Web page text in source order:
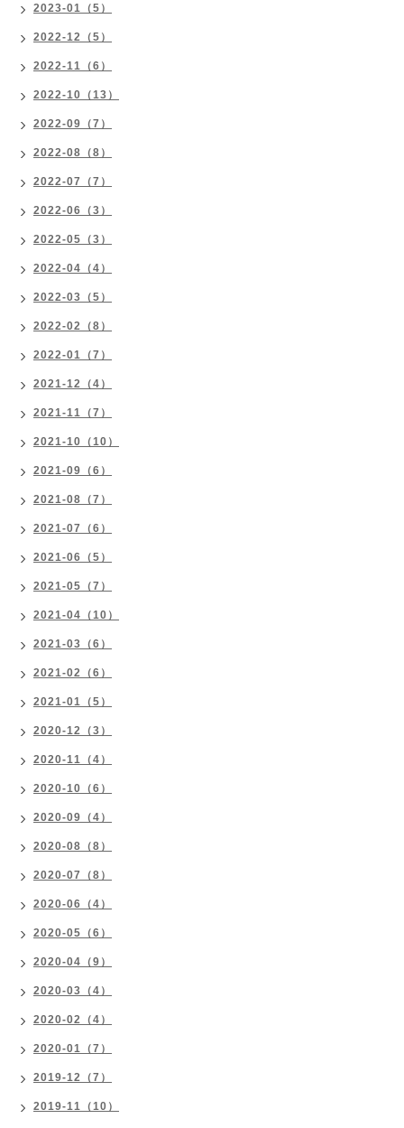
2023-01（5）
2022-12（5）
2022-11（6）
2022-10（13）
2022-09（7）
2022-08（8）
2022-07（7）
2022-06（3）
2022-05（3）
2022-04（4）
2022-03（5）
2022-02（8）
2022-01（7）
2021-12（4）
2021-11（7）
2021-10（10）
2021-09（6）
2021-08（7）
2021-07（6）
2021-06（5）
2021-05（7）
2021-04（10）
2021-03（6）
2021-02（6）
2021-01（5）
2020-12（3）
2020-11（4）
2020-10（6）
2020-09（4）
2020-08（8）
2020-07（8）
2020-06（4）
2020-05（6）
2020-04（9）
2020-03（4）
2020-02（4）
2020-01（7）
2019-12（7）
2019-11（10）